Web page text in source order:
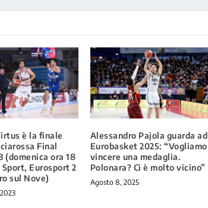
è la finale
Final
(domenica ora 18
Sport, Eurosport 2
sul Nove)
Alessandro Pajola guarda ad
Eurobasket 2025: “Vogliamo
vincere una medaglia.
Polonara? Ci è molto vicino”
Agosto 8, 2025